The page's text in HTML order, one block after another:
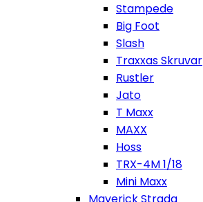
Stampede
Big Foot
Slash
Traxxas Skruvar
Rustler
Jato
T Maxx
MAXX
Hoss
TRX-4M 1/18
Mini Maxx